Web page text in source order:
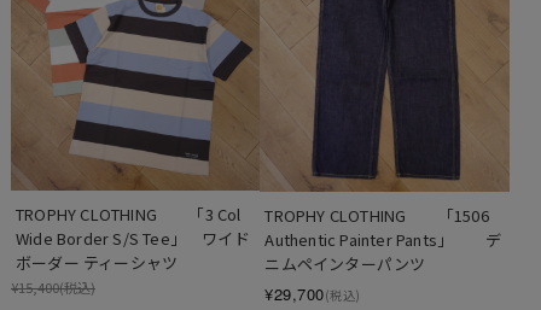
TROPHY CLOTHING　　「3 Col
Wide Border S/S Tee」　ワイド
ボーダー ティーシャツ
¥15,400(税込)
TROPHY CLOTHING　　「1506
Authentic Painter Pants」　　デ
ニムペインターパンツ
¥29,700(税込)